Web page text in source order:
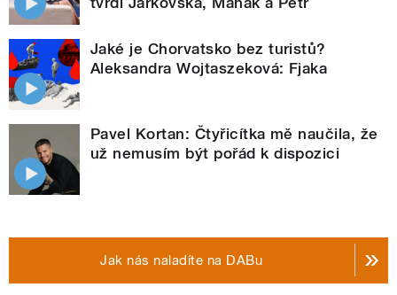
Jaké je Chorvatsko bez turistů?
Aleksandra Wojtaszeková: Fjaka
Pavel Kortan: Čtyřicítka mě naučila, že
už nemusím být pořád k dispozici
Jak nás naladíte na DABu